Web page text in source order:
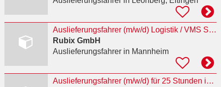
Auslieferungsfahrer (m/w/d) Logistik / VMS Service Specialist
Rubix GmbH
Auslieferungsfahrerin Mannheim
Auslieferungsfahrer (m/w/d) für 25 Stunden in Festanstellung gesucht